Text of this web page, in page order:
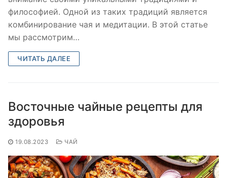
философией. Одной из таких традиций является
комбинирование чая и медитации. В этой статье
мы рассмотрим…
ЧИТАТЬ ДАЛЕЕ
Восточные чайные рецепты для
здоровья
19.08.2023 ЧАЙ